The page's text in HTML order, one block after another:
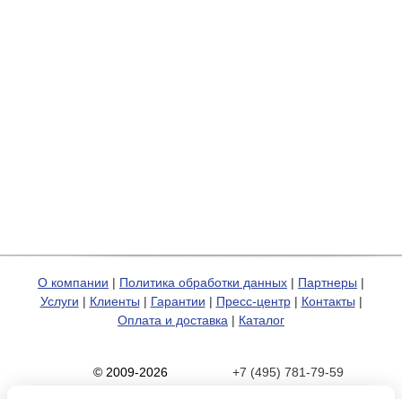
О компании | Политика обработки данных | Партнеры |
Услуги | Клиенты | Гарантии | Пресс-центр| Контакты |
Оплата и доставка | Каталог
© 2009-2026
+7 (495) 781-79-59